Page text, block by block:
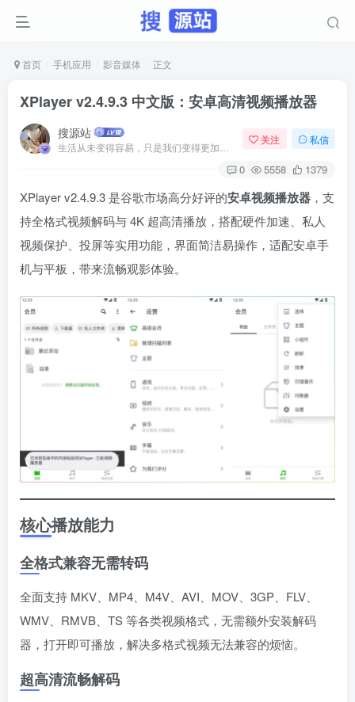
首页 手机应用 影音媒体 正文
XPlayer v2.4.9.3 中文版：安卓高清视频播放器
搜源站 关注 私信
0 5558 1379
XPlayer v2.4.9.3 是谷歌市场高分好评的安卓视频播放器 ，支
持全格式视频解码与 4K 超高清播放，搭配硬件加速、私人
视频保护、投屏等实用功能，界面简洁易操作，适配安卓手
机与平板，带来流畅观影体验。
核心播放能力
全格式兼容无需转码
全面支持 MKV、MP4、M4V、AVI、MOV、3GP、FLV、
WMV、RMVB、TS 等各类视频格式，无需额外安装解码
器，打开即可播放，解决多格式视频无法兼容的烦恼。
超高清流畅解码